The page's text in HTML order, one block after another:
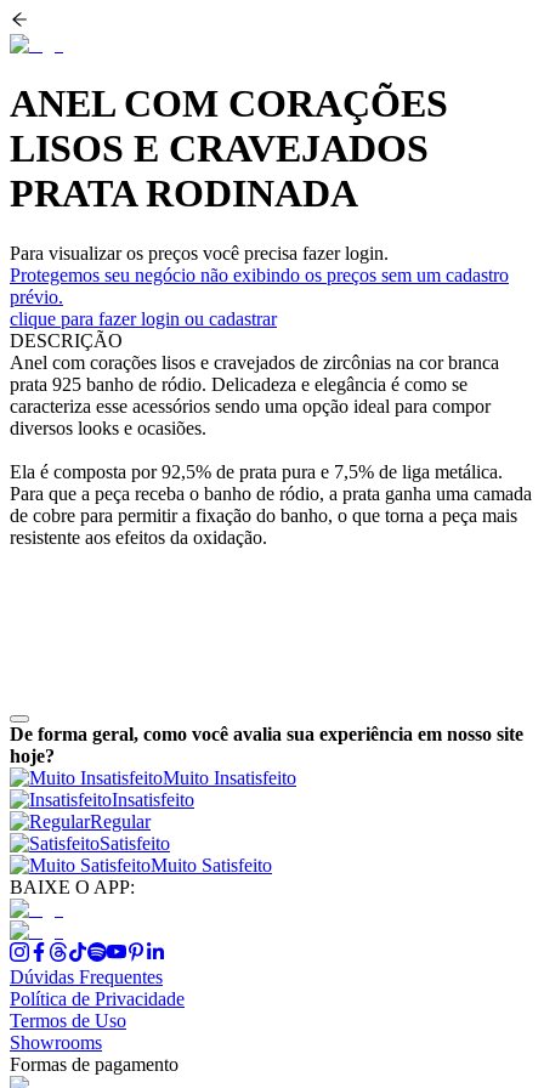
ANEL COM CORAÇÕES
LISOS E CRAVEJADOS
PRATA RODINADA
Para visualizar os preços você precisa fazer login.
Protegemos seu negócio não exibindo os preços sem um cadastro
prévio.
clique para fazer login ou cadastrar
DESCRIÇÃO
Anel com corações lisos e cravejados de zircônias na cor branca
prata 925 banho de ródio. Delicadeza e elegância é como se
caracteriza esse acessórios sendo uma opção ideal para compor
diversos looks e ocasiões.
Ela é composta por 92,5% de prata pura e 7,5% de liga metálica.
Para que a peça receba o banho de ródio, a prata ganha uma camada
de cobre para permitir a fixação do banho, o que torna a peça mais
resistente aos efeitos da oxidação.
De forma geral, como você avalia sua experiência em nosso site
hoje?
Muito Insatisfeito
Insatisfeito
Regular
Satisfeito
Muito Satisfeito
BAIXE O APP:
Dúvidas Frequentes
Política de Privacidade
Termos de Uso
Showrooms
Formas de pagamento